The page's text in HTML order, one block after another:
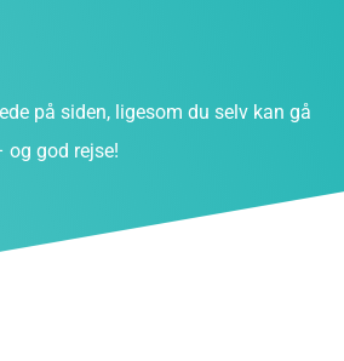
på siden, ligesom du selv kan gå
og god rejse!